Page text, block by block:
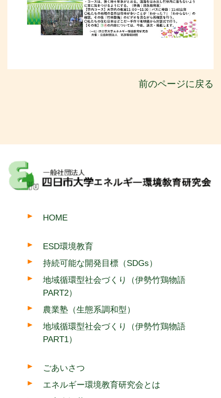
前のページに戻る
HOME
ESD環境教育
持続可能な開発目標（SDGs）
地域循環型社会づくり（伊勢竹鶏物語
PART2）
農業塾（生態系調和型）
地域循環型社会づくり（伊勢竹鶏物語
PART1）
ごあいさつ
エネルギー環境教育研究会とは